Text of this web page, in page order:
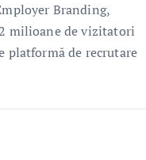
Branding,
milioane de vizitatori
platformă de recrutare